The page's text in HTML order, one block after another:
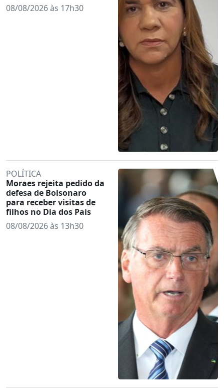
08/08/2026 às 17h30
POLÍTICA
Moraes rejeita pedido da
defesa de Bolsonaro
para receber visitas de
filhos no Dia dos Pais
08/08/2026 às 13h30